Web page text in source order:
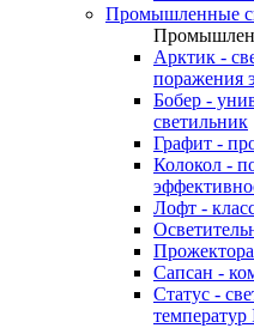
Промышленные
Арктик -
поражения
Бобер -
светильник
Графит -
Колокол -
Лофт -
Сапсан -
Статус -
температур